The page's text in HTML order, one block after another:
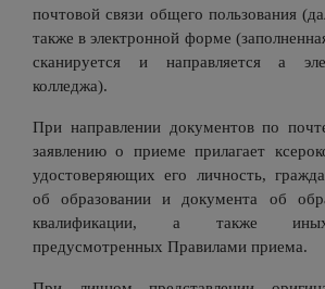
почтовой связи общего пользования
также в электронной форме
сканируется и направляется а
колледжа).
При направлении документов по
заявлению о приеме прилагает
удостоверяющих его личность,
об образовании и документа об
квалификации, а также
предусмотренных Правилами приема.